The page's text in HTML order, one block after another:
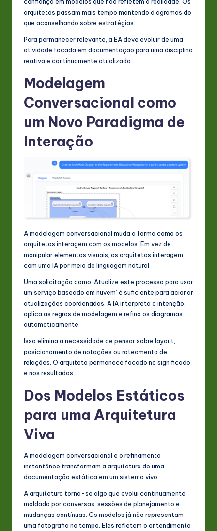
o
arquitetos passam mais tempo mantendo diagramas do
que aconselhando sobre estratégias.
Para permanecer relevante, a EA deve evoluir de uma
atividade focada em documentação para uma disciplina
reativa e continuamente atualizada.
Modelagem
Conversacional como
um Novo Paradigma de
Interação
A modelagem conversacional muda a forma como os
arquitetos interagem com os modelos. Em vez de
manipular elementos visuais, os arquitetos interagem
com uma IA por meio de linguagem natural.
Uma solicitação como ‘Atualize este processo para usar
um serviço baseado em nuvem’ é suficiente para acionar
atualizações coordenadas. A IA interpreta a intenção,
aplica as regras de modelagem e refina os diagramas
automaticamente.
Isso elimina a necessidade de pensar sobre layout,
posicionamento de notações ou roteamento de
relações. O arquiteto permanece focado no significado
e nos resultados.
Dos Modelos Estáticos
para uma Arquitetura
Viva
A modelagem conversacional e o refinamento
instantâneo transformam a arquitetura de uma
documentação estática em um sistema vivo.
A arquitetura torna-se algo que evolui continuamente,
moldado por conversas, sessões de planejamento e
mudanças contínuas. Os modelos já não representam
uma fotografia no tempo. Eles refletem o entendimento